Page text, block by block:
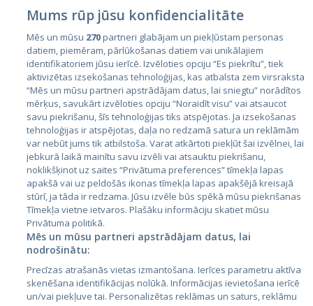
Страны
Эстония
Латвия
Литва
City24.lv
City24.ee
GetaPro.lv
CVbankas.lt
Kainos.lt
Paslaugos.lt
Mums rūp jūsu konfidencialitāte
Mēs un mūsu 270partneri glabājam un piekļūstam personas
datiem, piemēram, pārlūkošanas datiem vai unikālajiem
identifikatoriem jūsu ierīcē. Izvēloties opciju “Es piekrītu”, tiek
aktivizētas izsekošanas tehnoloģijas, kas atbalsta zem virsraksta
“Mēs un mūsu partneri apstrādājam datus, lai sniegtu” norādītos
mērķus, savukārt izvēloties opciju “Noraidīt visu” vai atsaucot
savu piekrišanu, šīs tehnoloģijas tiks atspējotas. Ja izsekošanas
tehnoloģijas ir atspējotas, daļa no redzamā satura un reklāmām
var nebūt jums tik atbilstoša. Varat atkārtoti piekļūt šai izvēlnei, lai
jebkurā laikā mainītu savu izvēli vai atsauktu piekrišanu,
noklikšķinot uz saites “Privātuma preferences” tīmekļa lapas
apakšā vai uz peldošās ikonas tīmekļa lapas apakšējā kreisajā
stūrī, ja tāda ir redzama. Jūsu izvēle būs spēkā mūsu piekrišanas
Tīmekļa vietne ietvaros. Plašāku informāciju skatiet mūsu
Privātuma politikā.
Mēs un mūsu partneri apstrādājam datus, lai
nodrošinātu:
Precīzas atrašanās vietas izmantošana. Ierīces parametru aktīva
skenēšana identifikācijas nolūkā. Informācijas ievietošana ierīcē
un/vai piekļuve tai. Personalizētas reklāmas un saturs, reklāmu